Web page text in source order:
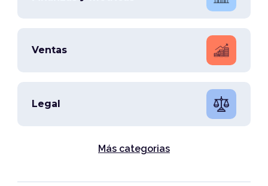
Ventas
Legal
Más categorias